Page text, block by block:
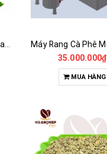
35.000.000₫
MUA HÀNG